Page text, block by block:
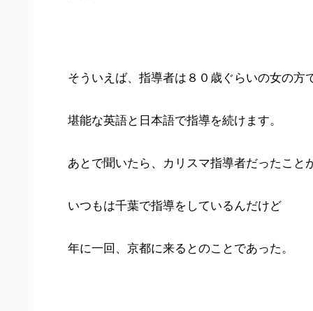
そういえば、指導者は８０歳ぐらいの女の方
堪能な英語と日本語で指導を続けます。
あとで聞いたら、カリスマ指導者だったこと
いつもは千葉で指導をしているんだけど
年に一回、京都に来るとのことであった。